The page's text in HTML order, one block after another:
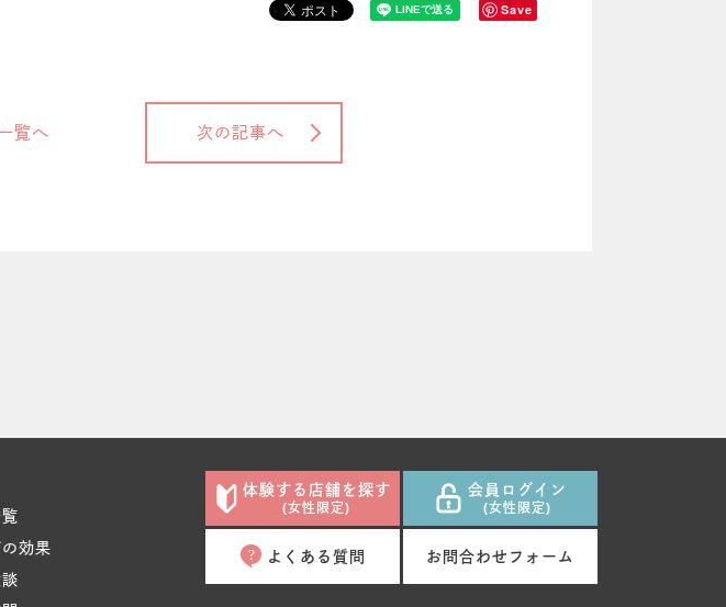
Save
覧へ 次の記事へ
効果
体験する店舗を探す
(女性限定)
会員ログイン
(女性限定)
よくある質問 お問合わせフォーム